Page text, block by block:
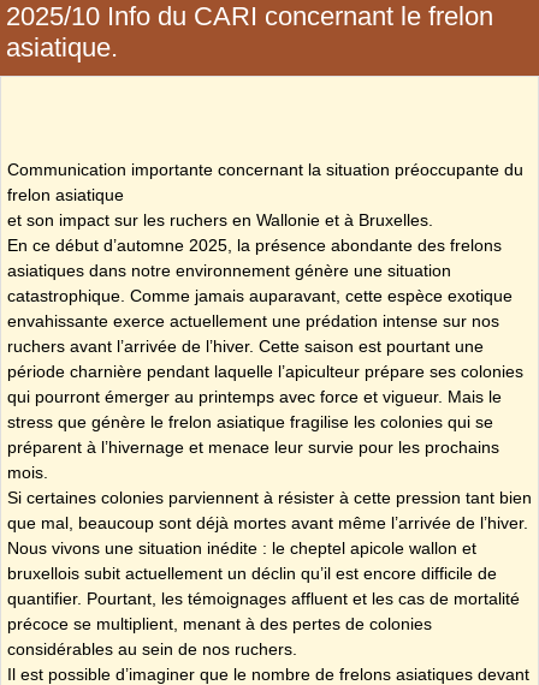
2025/10 Info du CARI concernant le frelon
asiatique.
Communication importante concernant la situation préoccupante du
frelon asiatique
et son impact sur les ruchers en Wallonie et à Bruxelles.
En ce début d’automne 2025, la présence abondante des frelons
asiatiques dans notre environnement génère une situation
catastrophique. Comme jamais auparavant, cette espèce exotique
envahissante exerce actuellement une prédation intense sur nos
ruchers avant l’arrivée de l’hiver. Cette saison est pourtant une
période charnière pendant laquelle l’apiculteur prépare ses colonies
qui pourront émerger au printemps avec force et vigueur. Mais le
stress que génère le frelon asiatique fragilise les colonies qui se
préparent à l’hivernage et menace leur survie pour les prochains
mois.
Si certaines colonies parviennent à résister à cette pression tant bien
que mal, beaucoup sont déjà mortes avant même l’arrivée de l’hiver.
Nous vivons une situation inédite : le cheptel apicole wallon et
bruxellois subit actuellement un déclin qu’il est encore difficile de
quantifier. Pourtant, les témoignages affluent et les cas de mortalité
précoce se multiplient, menant à des pertes de colonies
considérables au sein de nos ruchers.
Il est possible d’imaginer que le nombre de frelons asiatiques devant